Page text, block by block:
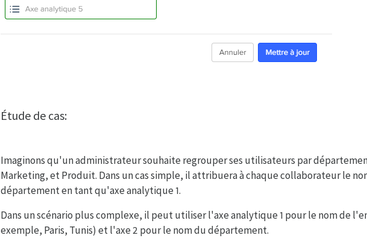
Étude de cas:
Imaginons qu'un administrateur souhaite regrouper ses utilisateurs par
Marketing, et Produit. Dans un cas simple, il attribuera à chaque collaborateur le
département en tant qu'axe analytique 1.
Dans un scénario plus complexe, il peut utiliser l'axe analytique 1 pour le nom de
exemple, Paris, Tunis) et l'axe 2 pour le nom du département.